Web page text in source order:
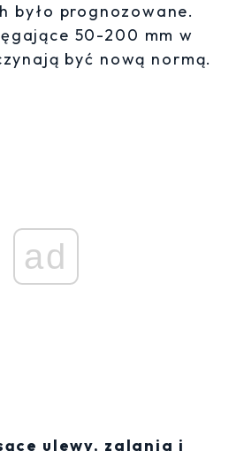
było prognozowane.
50-200 mm w
być nową normą.
ad
ulewy, zalania i